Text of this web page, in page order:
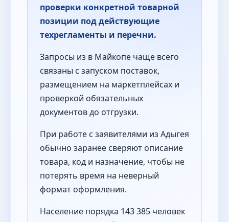
проверки конкретной товарной
позиции под действующие
техрегламенты и перечни.
Запросы из в Майкопе чаще всего
связаны с запуском поставок,
размещением на маркетплейсах и
проверкой обязательных
документов до отгрузки.
При работе с заявителями из Адыгея
обычно заранее сверяют описание
товара, код и назначение, чтобы не
потерять время на неверный
формат оформления.
Население порядка 143 385 человек